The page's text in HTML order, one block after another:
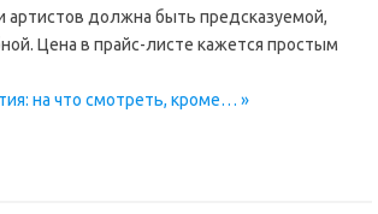
артистов должна быть предсказуемой,
Цена в прайс-листе кажется простым
на что смотреть, кроме… »